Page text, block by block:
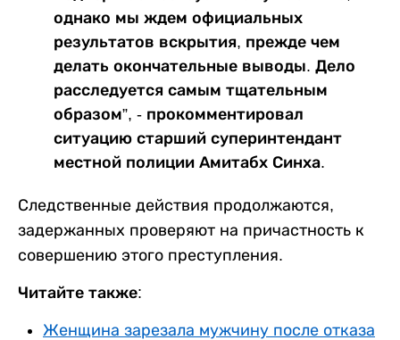
однако мы ждем официальных
результатов вскрытия, прежде чем
делать окончательные выводы. Дело
расследуется самым тщательным
образом”, - прокомментировал
ситуацию старший суперинтендант
местной полиции Амитабх Синха.
Следственные действия продолжаются,
задержанных проверяют на причастность к
совершению этого преступления.
Читайте также:
Женщина зарезала мужчину после отказа